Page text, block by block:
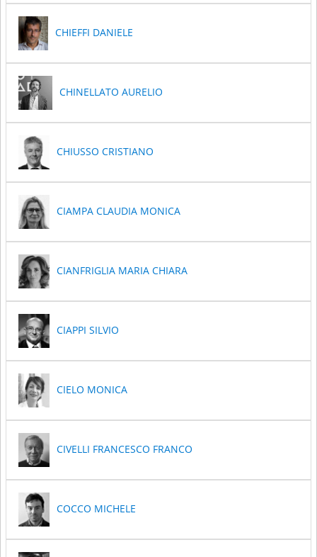
CHIEFFI DANIELE
CHINELLATO AURELIO
CHIUSSO CRISTIANO
CIAMPA CLAUDIA MONICA
CIANFRIGLIA MARIA CHIARA
CIAPPI SILVIO
CIELO MONICA
CIVELLI FRANCESCO FRANCO
COCCO MICHELE